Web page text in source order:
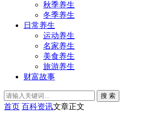
秋季养生
冬季养生
日常养生
运动养生
名家养生
美食养生
旅游养生
财富故事
搜 索
首页 百科资讯文章正文